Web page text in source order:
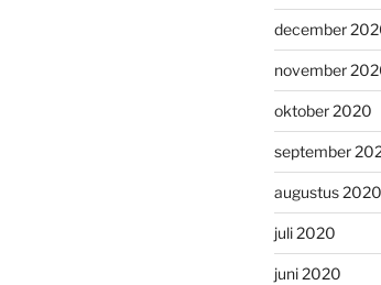
december
november
oktober 2020
september
augustus 2020
juli 2020
juni 2020